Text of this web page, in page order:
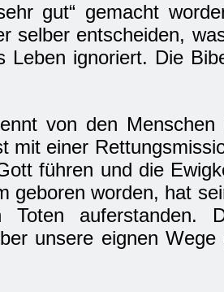
gut“ gemacht
selber entscheiden,
Leben ignoriert. Die
von den
mit einer
führen und die
geboren worden, hat
Toten
unsere eignen